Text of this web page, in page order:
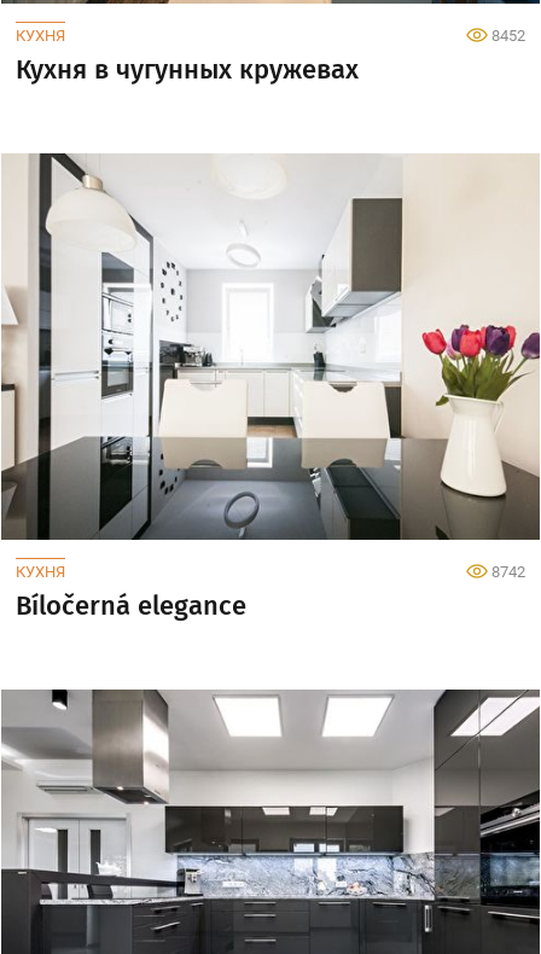
КУХНЯ 8452
Кухня в чугунных кружевах
КУХНЯ 8742
Bíločerná elegance